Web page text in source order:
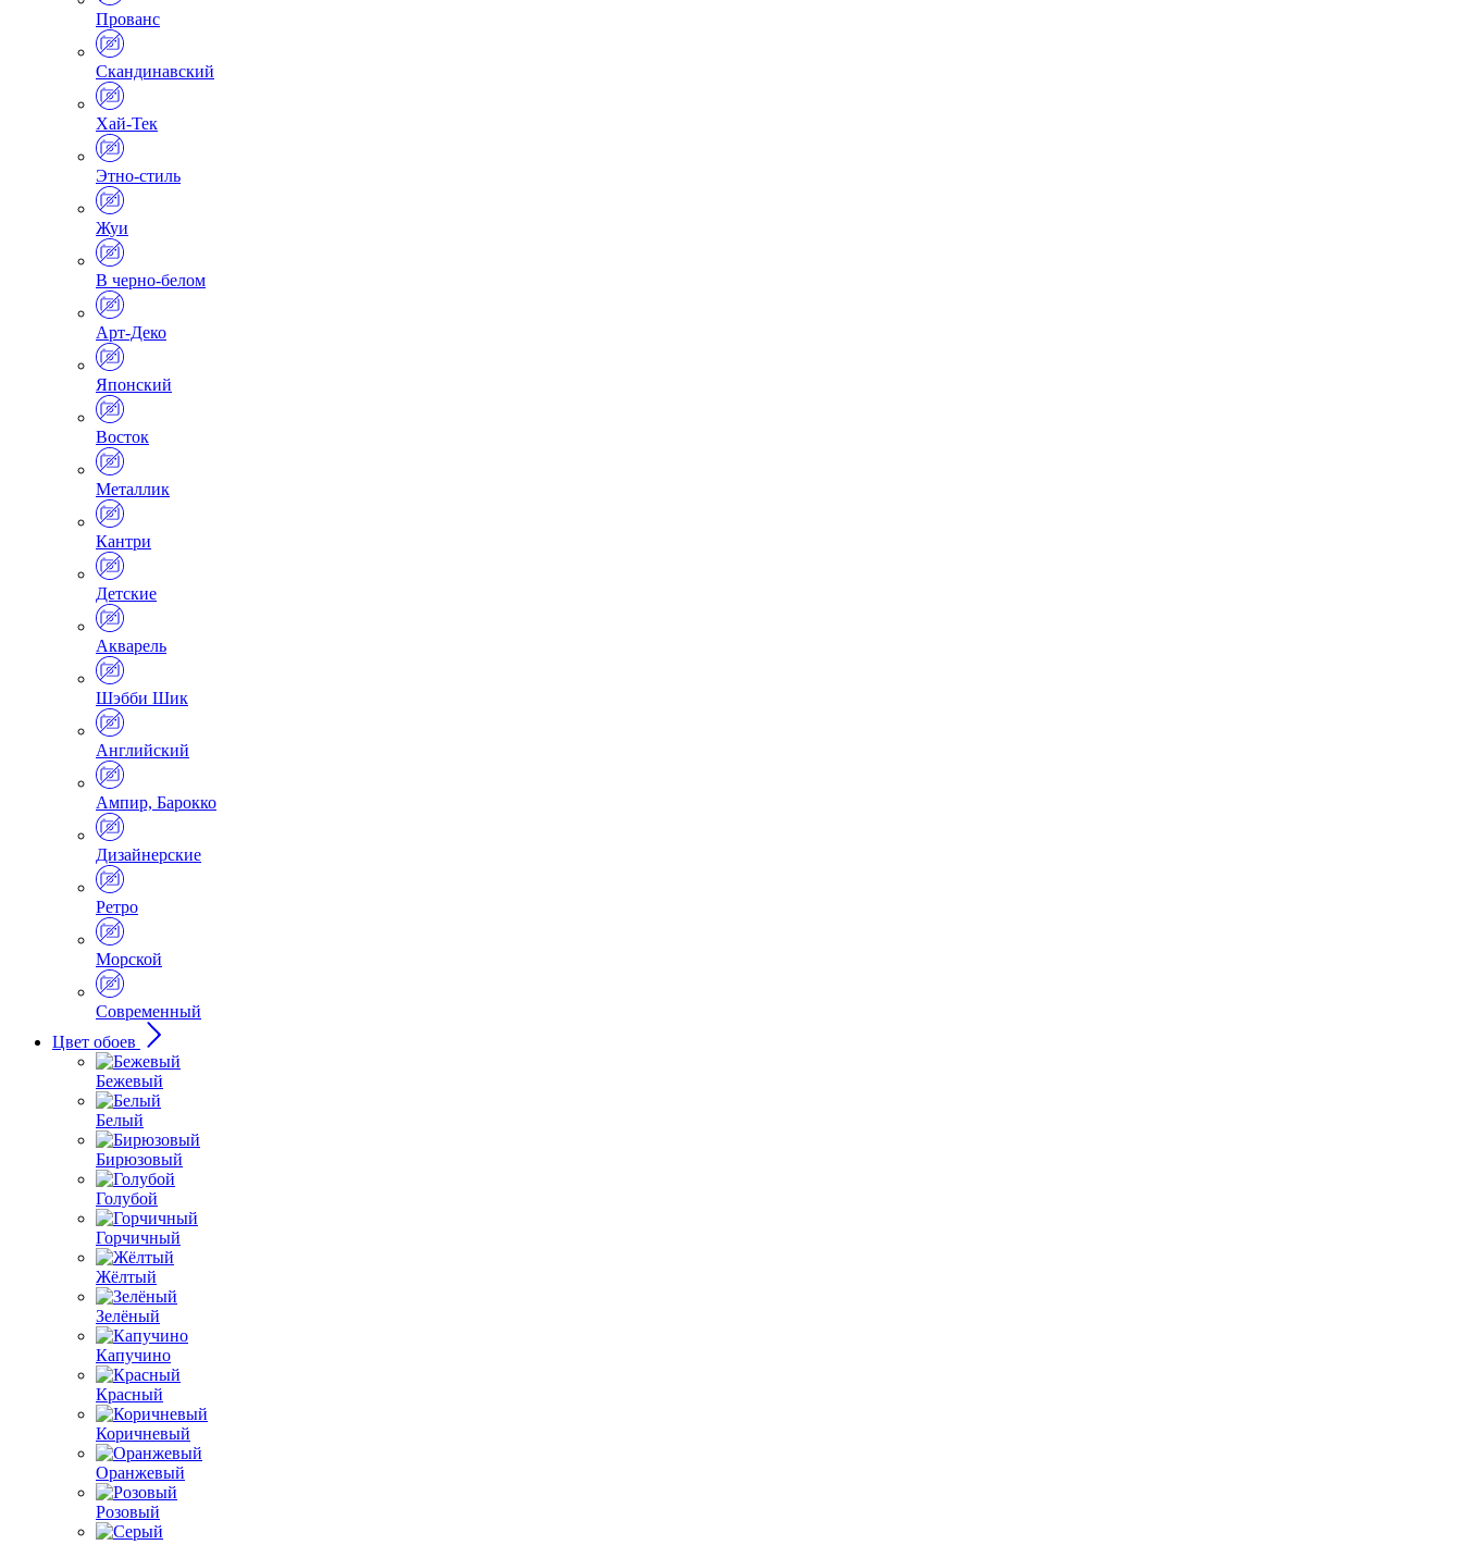
Прованс
Скандинавский
Хай-Тек
Этно-стиль
Жуи
В черно-белом
Арт-Деко
Японский
Восток
Металлик
Кантри
Детские
Акварель
Шэбби Шик
Английский
Ампир, Барокко
Дизайнерские
Ретро
Морской
Современный
Цвет обоев
Бежевый
Белый
Бирюзовый
Голубой
Горчичный
Жёлтый
Зелёный
Капучино
Красный
Коричневый
Оранжевый
Розовый